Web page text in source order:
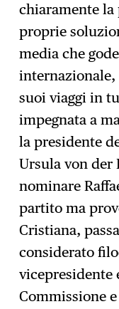
chiaramente
proprie
media che
suoi viaggi in
impegnata a
la presidente
Ursula von der
nominare
partito ma
Cristiana,
considerato
vicepresidente
Commissione